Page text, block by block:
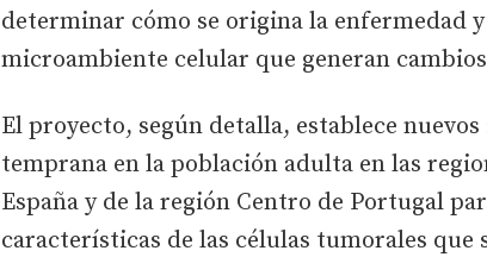
determinar cómo se origina la enfermedad
microambiente celular que generan
El proyecto, según detalla, establece
temprana en la población adulta en las
España y de la región Centro de Portugal
características de las células tumorales que